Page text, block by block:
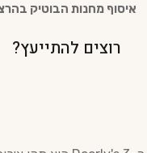
איסוף מחנות הבוטיק
רוצים להתייעץ?